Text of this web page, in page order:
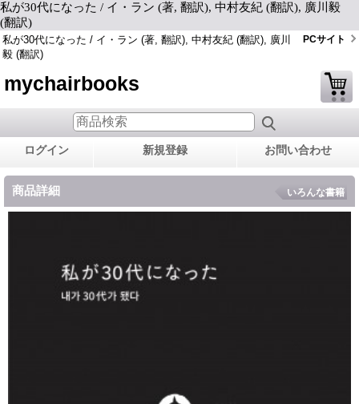
私が30代になった / イ・ラン (著, 翻訳), 中村友紀 (翻訳), 廣川毅
(翻訳)
私が30代になった / イ・ラン (著, 翻訳), 中村友紀 (翻訳), 廣川
毅 (翻訳)
PCサイト
mychairbooks
ログイン 新規登録 お問い合わせ
商品詳細 いろんな書籍